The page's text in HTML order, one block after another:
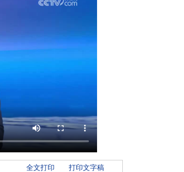
全文打印 打印文字稿